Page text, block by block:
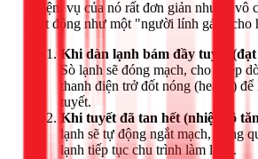
Nhiệm vụ của nó rất đơn giản nhưng vô
hoạt động như một "người lính gác" cho
Khi dàn lạnh bám đầy tuyết
Sò lạnh sẽ đóng mạch, cho phép
thanh điện trở đốt nóng (heater)
tuyết.
Khi tuyết đã tan hết (nhiệt độ
lạnh sẽ tự động ngắt mạch, dừng
lạnh tiếp tục chu trình làm lạnh.